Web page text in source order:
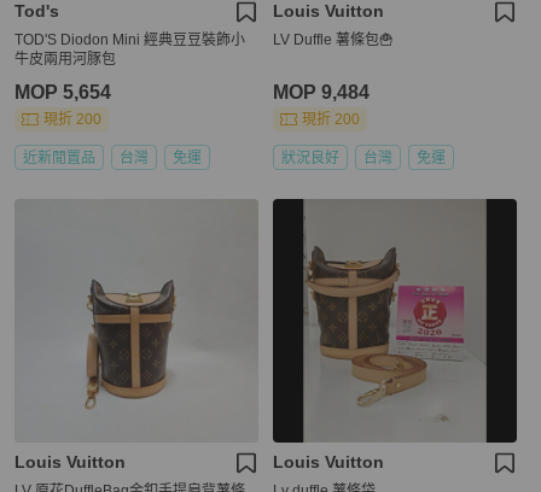
Tod's
TOD'S Diodon Mini 經典豆豆裝飾小
牛皮兩用河豚包
MOP 5,654
現折 200
近新閒置品 台灣 免運
Louis Vuitton
LV Duffle 薯條包🍟
MOP 9,484
現折 200
狀況良好 台灣 免運
Louis Vuitton Louis Vuitton